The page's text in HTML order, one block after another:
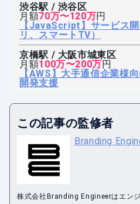
渋谷駅 / 渋谷区
月額70万〜120万円
【JavaScript】サービス
リ、スマートTV）
京橋駅 / 大阪市城東区
月額100万〜200万円
【AWS】大手通信企業様
開発支援
この記事の監修者
Branding
株式会社Branding Engineerはエン